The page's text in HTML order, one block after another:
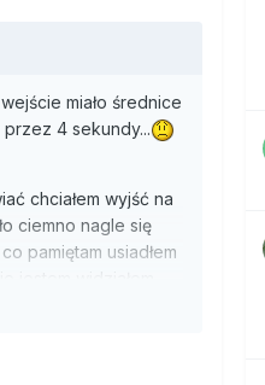
miało średnice
przez 4 sekundy...
chciałem wyjść na
ciemno nagle się
pamiętam usiadłem
wyprowadził